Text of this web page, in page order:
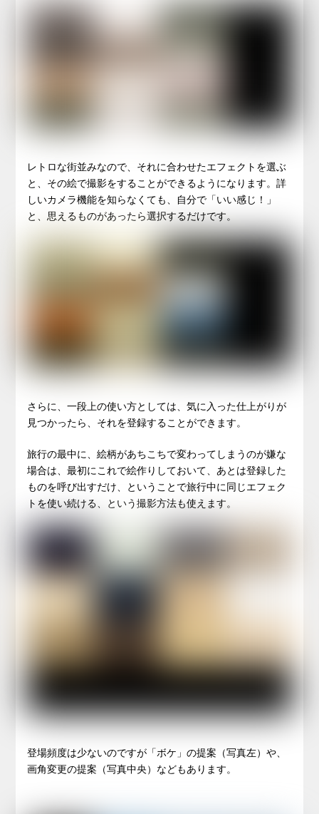
レトロな街並みなので、それに合わせたエフェクトを選ぶ
と、その絵で撮影をすることができるようになります。詳
しいカメラ機能を知らなくても、自分で「いい感じ！」
と、思えるものがあったら選択するだけです。
さらに、一段上の使い方としては、気に入った仕上がりが
見つかったら、それを登録することができます。
旅行の最中に、絵柄があちこちで変わってしまうのが嫌な
場合は、最初にこれで絵作りしておいて、あとは登録した
ものを呼び出すだけ、ということで旅行中に同じエフェク
トを使い続ける、という撮影方法も使えます。
登場頻度は少ないのですが「ボケ」の提案（写真左）や、
画角変更の提案（写真中央）などもあります。